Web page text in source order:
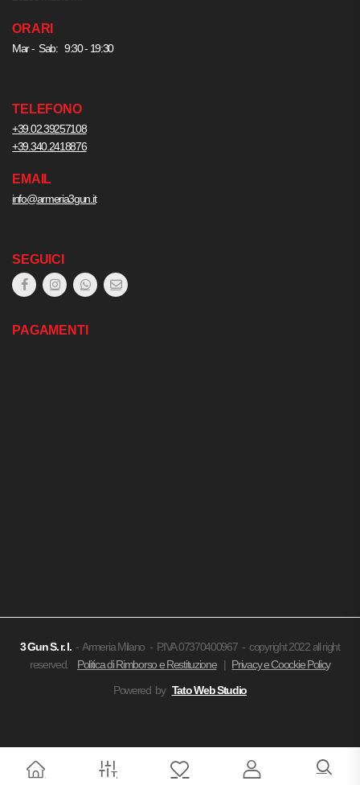
ORARI
Mar - Sab: 9:30 - 19:30
TELEFONO
+39.02.39257108
+39.340.2418876
EMAIL
info@armeria3gun.it
SEGUICI
PAGAMENTI
3 GunS. r. l. - Armeria Milano - P.IVA 07370400967 - copyright 2022 all right
reserved. Politica di Rimborso e Restituzione| Privacy e Coockie Policy
Powered by Tato Web Studio